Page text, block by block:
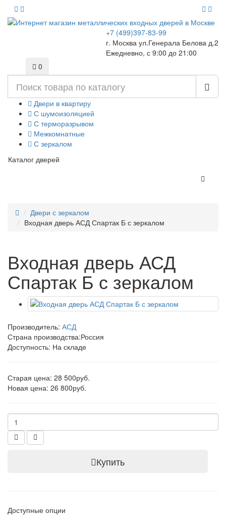
+7 (499)397-83-99
г. Москва ул.Генерала Белова д.2
Ежедневно, с 9:00 до 21:00
0
Двери в квартиру
С шумоизоляцией
С терморазрывом
Межкомнатные
С зеркалом
Каталог дверей
Двери с зеркалом
Входная дверь АСД Спартак Б с зеркалом
Входная дверь АСД
Спартак Б с зеркалом
Производитель: АСД
Страна производства:Россия
Доступность: На складе
Старая цена: 28 500руб.
Новая цена: 26 800руб.
Купить
Доступные опции